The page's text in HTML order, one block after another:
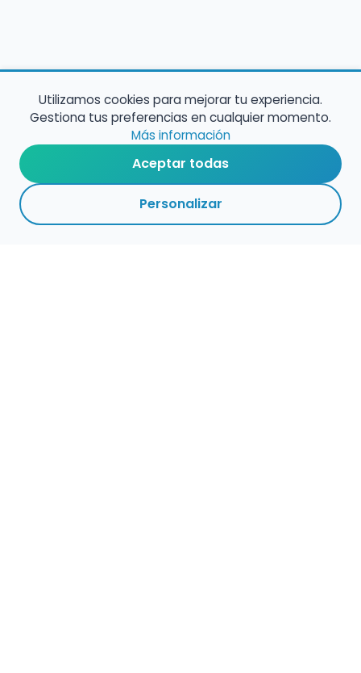
Utilizamos cookies para mejorar tu experiencia.
Gestiona tus preferencias en cualquier momento.
Más información
Aceptar todas
Personalizar